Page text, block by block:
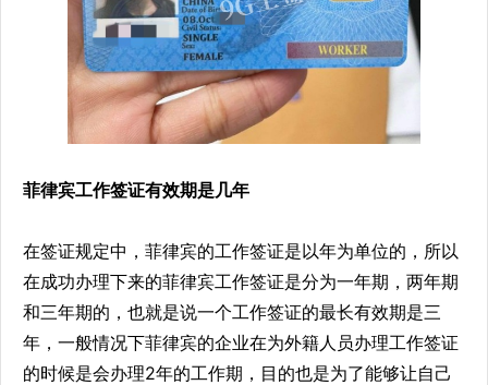
菲律宾工作签证有效期是几年
在签证规定中，菲律宾的工作签证是以年为单位的，所以
在成功办理下来的菲律宾工作签证是分为一年期，两年期
和三年期的，也就是说一个工作签证的最长有效期是三
年，一般情况下菲律宾的企业在为外籍人员办理工作签证
的时候是会办理2年的工作期，目的也是为了能够让自己